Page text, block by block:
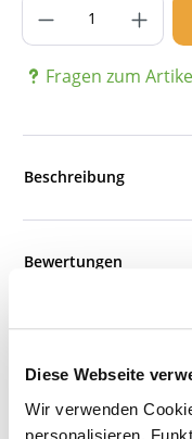
Diese Webseite
Wir verwenden
personalisieren,
Fragen zum
Beschreibung
Bewertungen